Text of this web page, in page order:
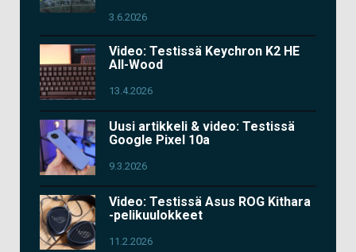
3.6.2026
Video: Testissä Keychron K2 HE
All-Wood
13.4.2026
Uusi artikkeli & video: Testissä
Google Pixel 10a
9.3.2026
Video: Testissä Asus ROG Kithara
-pelikuulokkeet
11.2.2026